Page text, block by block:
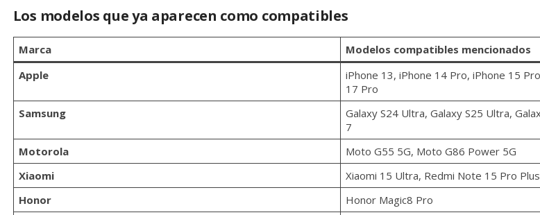
Los modelos que ya aparecen como compatibles
Marca
Modelos compatibles mencionados
Apple
iPhone 13, iPhone 14 Pro, iPhone 15
17 Pro
Samsung
Galaxy S24 Ultra, Galaxy S25 Ultra,
7
Motorola
Moto G55 5G, Moto G86 Power 5G
Xiaomi
Xiaomi 15 Ultra, Redmi Note 15 Pro
Honor
Honor Magic8 Pro